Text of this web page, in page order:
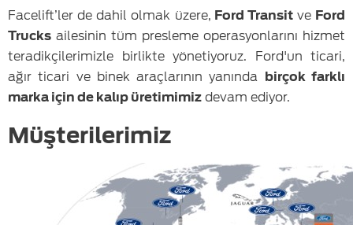
Facelift’ler de dahil olmak üzere, Ford Transitve Ford
Trucks ailesinin tüm presleme operasyonlarını hizmet
teradikçilerimizle birlikte yönetiyoruz. Ford'un ticari,
ağır ticari ve binek araçlarının yanında birçok farklı
marka için de kalıp üretimimiz devam ediyor.
Müşterilerimiz